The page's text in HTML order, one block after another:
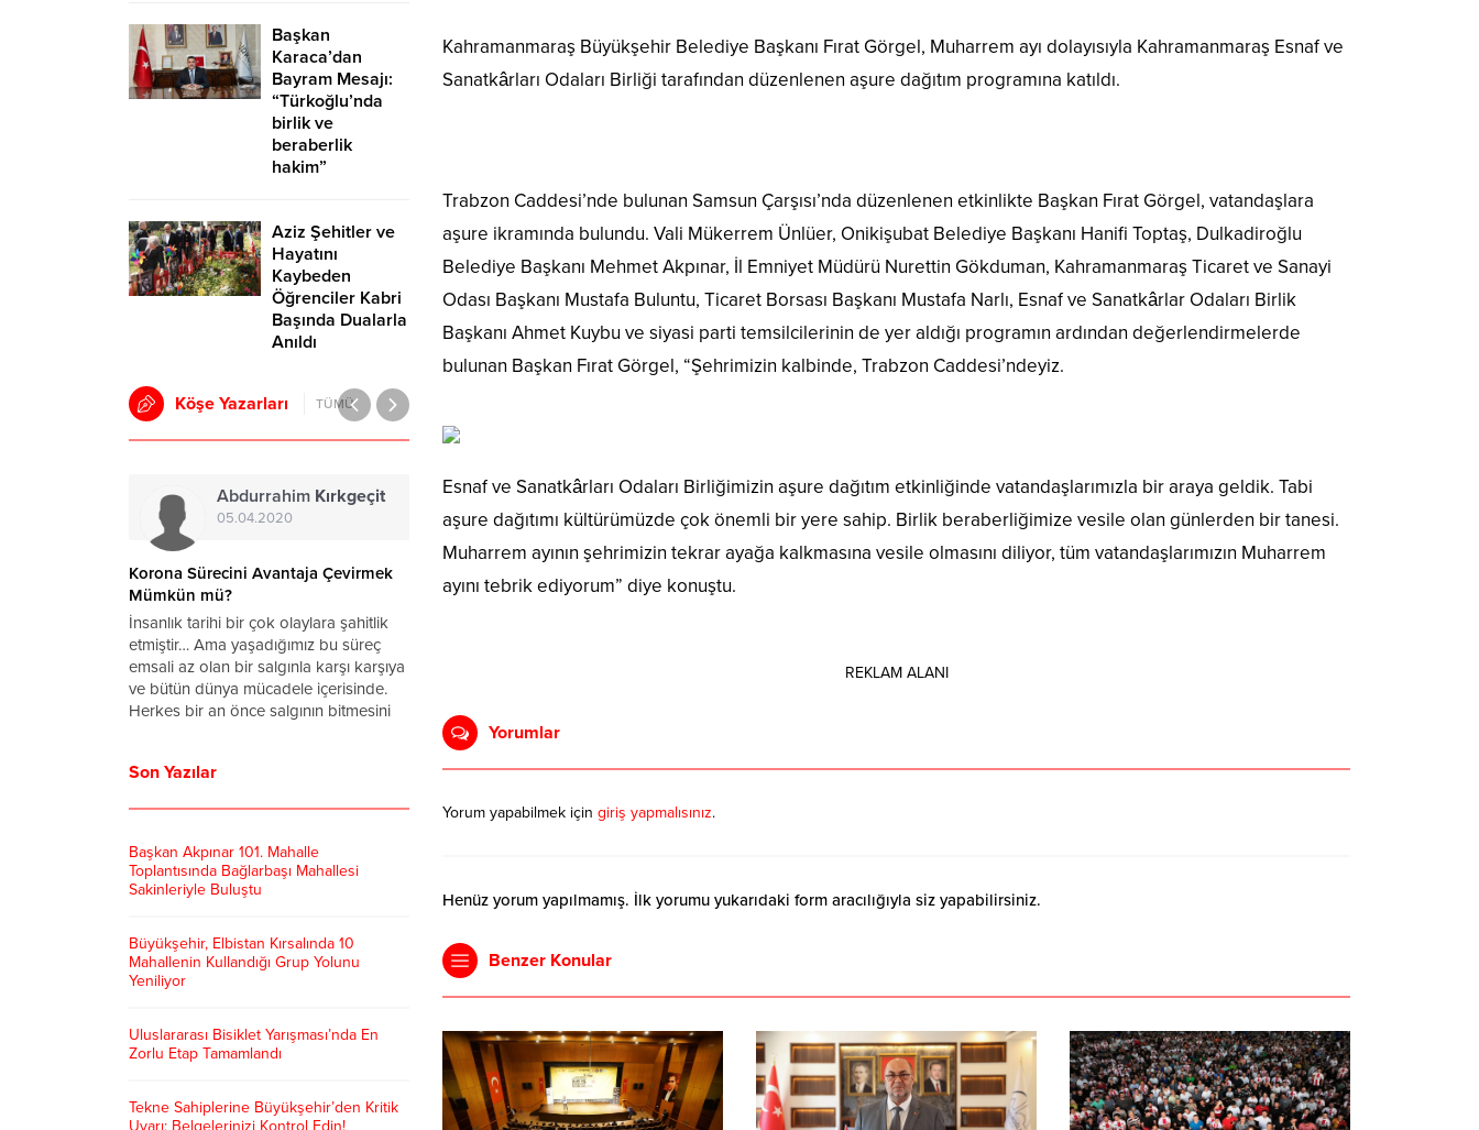
Kahramanmaraş Büyükşehir Belediye Başkanı Fırat Görgel, Muharrem ayı dolayısıyla Kahramanmaraş Esnaf ve
Sanatkârları Odaları Birliği tarafından düzenlenen aşure dağıtım programına katıldı.
Trabzon Caddesi’nde bulunan Samsun Çarşısı’nda düzenlenen etkinlikte Başkan Fırat Görgel, vatandaşlara
aşure ikramında bulundu. Vali Mükerrem Ünlüer, Onikişubat Belediye Başkanı Hanifi Toptaş, Dulkadiroğlu
Belediye Başkanı Mehmet Akpınar, İl Emniyet Müdürü Nurettin Gökduman, Kahramanmaraş Ticaret ve Sanayi
Odası Başkanı Mustafa Buluntu, Ticaret Borsası Başkanı Mustafa Narlı, Esnaf ve Sanatkârlar Odaları Birlik
Başkanı Ahmet Kuybu ve siyasi parti temsilcilerinin de yer aldığı programın ardından değerlendirmelerde
bulunan Başkan Fırat Görgel, “Şehrimizin kalbinde, Trabzon Caddesi’ndeyiz.
Esnaf ve Sanatkârları Odaları Birliğimizin aşure dağıtım etkinliğinde vatandaşlarımızla bir araya geldik. Tabi
aşure dağıtımı kültürümüzde çok önemli bir yere sahip. Birlik beraberliğimize vesile olan günlerden bir tanesi.
Muharrem ayının şehrimizin tekrar ayağa kalkmasına vesile olmasını diliyor, tüm vatandaşlarımızın Muharrem
ayını tebrik ediyorum” diye konuştu.
REKLAM ALANI
Yorumlar
Yorum yapabilmek için giriş yapmalısınız.
Henüz yorum yapılmamış. İlk yorumu yukarıdaki form aracılığıyla siz yapabilirsiniz.
Benzer Konular
Başkan
Karaca’dan
Bayram Mesajı:
“Türkoğlu’nda
birlik ve
beraberlik
hakim”
Aziz Şehitler ve
Hayatını
Kaybeden
Öğrenciler Kabri
Başında Dualarla
Anıldı
Köşe Yazarları TÜMÜ
Abdurrahim Kırkgeçit
05.04.2020
Korona Sürecini Avantaja Çevirmek
Mümkün mü?
İnsanlık tarihi bir çok olaylara şahitlik
etmiştir… Ama yaşadığımız bu süreç
emsali az olan bir salgınla karşı karşıya
ve bütün dünya mücadele içerisinde.
Herkes bir an önce salgının bitmesini
tamamını...
Son Yazılar
Başkan Akpınar 101. Mahalle
Toplantısında Bağlarbaşı Mahallesi
Sakinleriyle Buluştu
Büyükşehir, Elbistan Kırsalında 10
Mahallenin Kullandığı Grup Yolunu
Yeniliyor
Uluslararası Bisiklet Yarışması’nda En
Zorlu Etap Tamamlandı
Tekne Sahiplerine Büyükşehir’den Kritik